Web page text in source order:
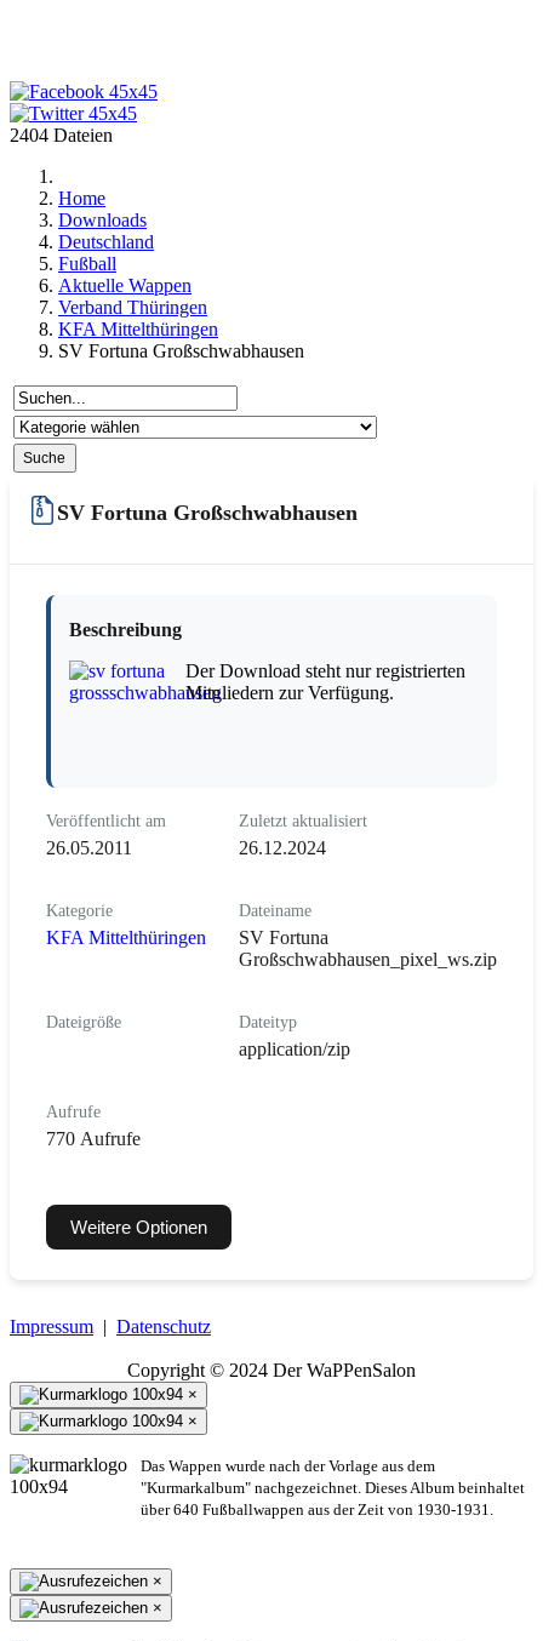
2404 Dateien
Home
Downloads
Deutschland
Fußball
Aktuelle Wappen
Verband Thüringen
KFA Mittelthüringen
SV Fortuna Großschwabhausen
SV Fortuna Großschwabhausen
Beschreibung
Der Download steht nur registrierten
Mitgliedern zur Verfügung.
Veröffentlicht am
26.05.2011
Zuletzt aktualisiert
26.12.2024
Kategorie
KFA Mittelthüringen
Dateiname
SV Fortuna
Großschwabhausen_pixel_ws.zip
Dateigröße Dateityp
application/zip
Aufrufe
770 Aufrufe
Weitere Optionen
Impressum | Datenschutz
Copyright © 2024 Der WaPPenSalon
×
×
Das Wappen wurde nach der Vorlage aus dem
"Kurmarkalbum" nachgezeichnet. Dieses Album beinhaltet
über 640 Fußballwappen aus der Zeit von 1930-1931.
×
×